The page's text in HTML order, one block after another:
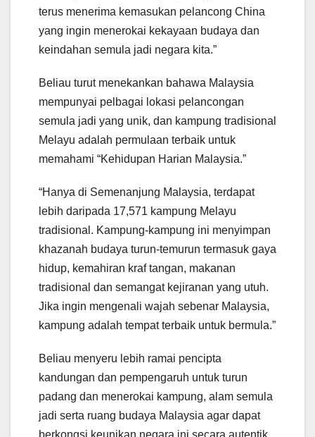
terus menerima kemasukan pelancong China
yang ingin menerokai kekayaan budaya dan
keindahan semula jadi negara kita.”
Beliau turut menekankan bahawa Malaysia
mempunyai pelbagai lokasi pelancongan
semula jadi yang unik, dan kampung tradisional
Melayu adalah permulaan terbaik untuk
memahami “Kehidupan Harian Malaysia.”
“Hanya di Semenanjung Malaysia, terdapat
lebih daripada 17,571 kampung Melayu
tradisional. Kampung-kampung ini menyimpan
khazanah budaya turun-temurun termasuk gaya
hidup, kemahiran kraf tangan, makanan
tradisional dan semangat kejiranan yang utuh.
Jika ingin mengenali wajah sebenar Malaysia,
kampung adalah tempat terbaik untuk bermula.”
Beliau menyeru lebih ramai pencipta
kandungan dan pempengaruh untuk turun
padang dan menerokai kampung, alam semula
jadi serta ruang budaya Malaysia agar dapat
berkongsi keunikan negara ini secara autentik